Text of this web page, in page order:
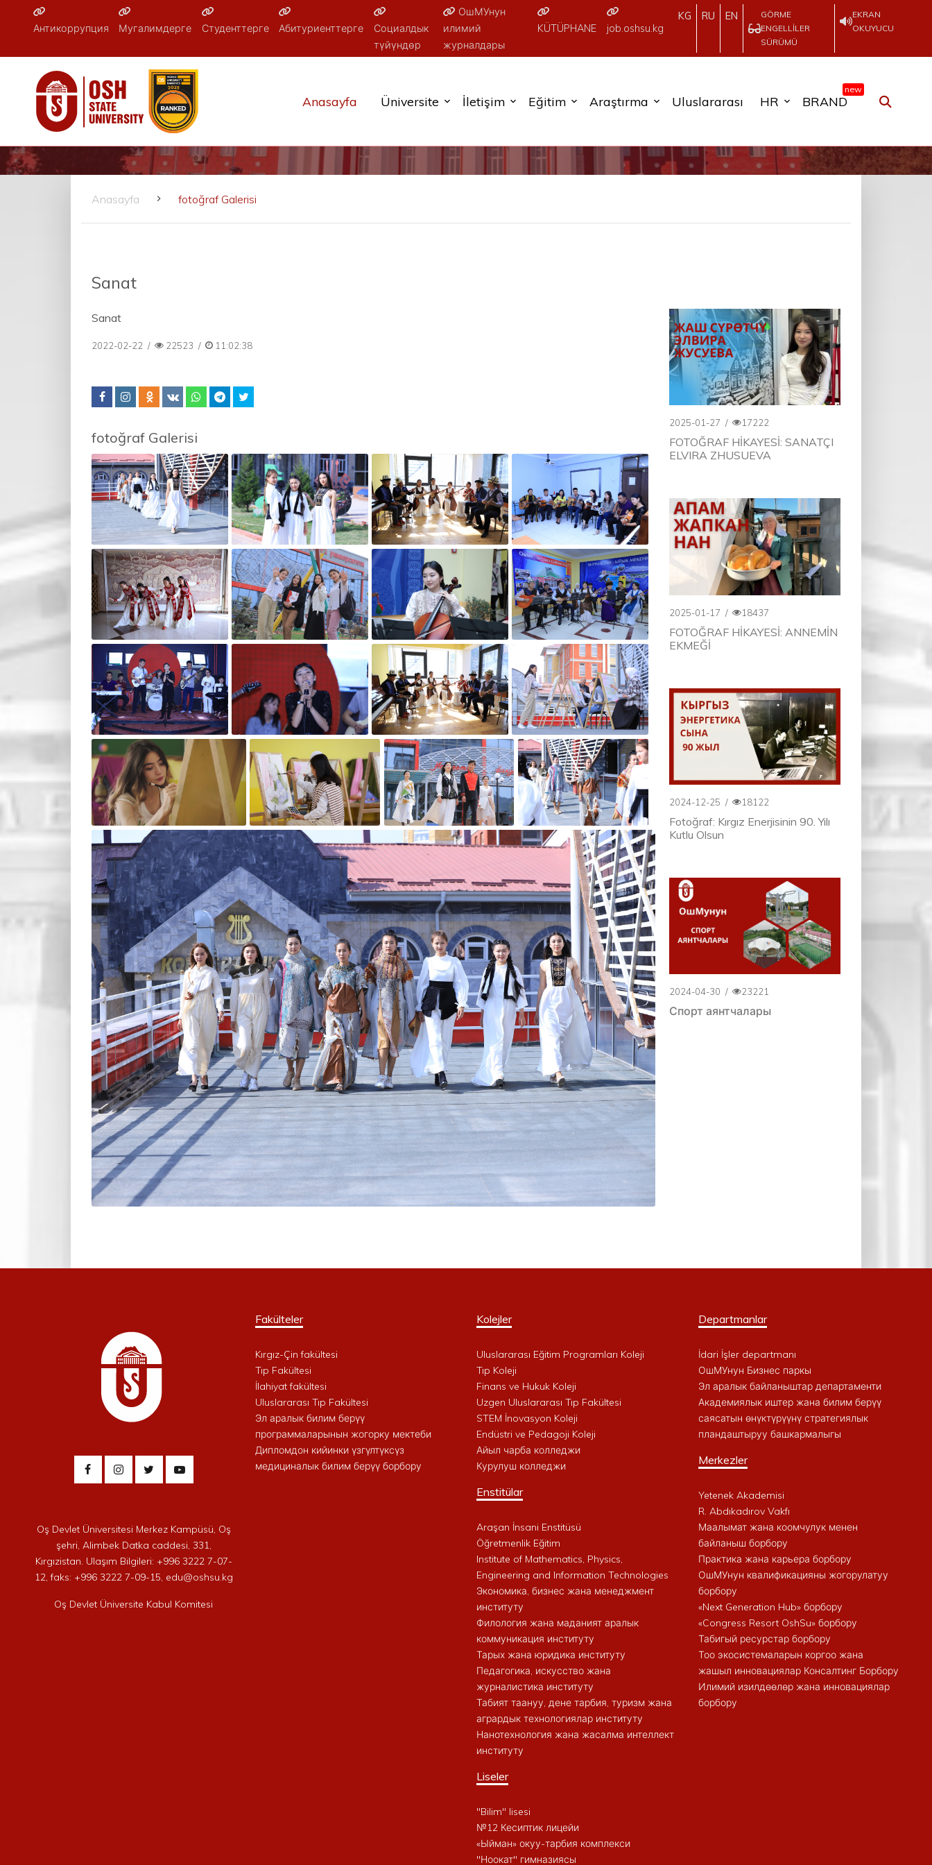
Антикоррупция Мугалимдерге Студенттерге Абитуриенттерге
Социалдык
түйүндөр
ОшМУнун
илимий
журналдары
KÜTÜPHANE job.oshsu.kg
KG RU EN
GÖRME
ENGELLILER
SÜRÜMÜ
EKRAN
OKUYUCU
Anasayfa Üniversite İletişim Eğitim Araştırma Uluslararası HR BRAND
new
Anasayfa fotoğraf Galerisi
Sanat
Sanat
2022-02-22 / 22523 / 11:02:38
fotoğraf Galerisi
2025-01-27 / 17222
FOTOĞRAF HİKAYESİ: SANATÇI
ELVIRA ZHUSUEVA
2025-01-17 / 18437
FOTOĞRAF HİKAYESİ: ANNEMİN
EKMEĞİ
2024-12-25 / 18122
Fotoğraf: Kırgız Enerjisinin 90. Yılı
Kutlu Olsun
2024-04-30 / 23221
Спорт аянтчалары
Oş Devlet Üniversitesi Merkez Kampüsü, Oş
şehri, Alimbek Datka caddesi, 331,
Kırgızistan. Ulaşım Bilgileri: +996 3222 7-07-
12, faks: +996 3222 7-09-15, edu@oshsu.kg
Oş Devlet Üniversite Kabul Komitesi
Fakülteler
Kırgız-Çin fakültesi
Tıp Fakültesi
İlahiyat fakültesi
Uluslararası Tıp Fakültesi
Эл аралык билим берүү
программаларынын жогорку мектеби
Дипломдон кийинки үзгүлтүксүз
медициналык билим берүү борбору
Kolejler
Uluslararası Eğitim Programları Koleji
Tıp Koleji
Finans ve Hukuk Koleji
Uzgen Uluslararası Tıp Fakültesi
STEM İnovasyon Koleji
Endüstri ve Pedagoji Koleji
Айыл чарба колледжи
Курулуш колледжи
Enstitülar
Araşan İnsani Enstitüsü
Öğretmenlik Eğitim
Institute of Mathematics, Physics,
Engineering and Information Technologies
Экономика, бизнес жана менеджмент
институту
Филология жана маданият аралык
коммуникация институту
Тарых жана юридика институту
Педагогика, искусство жана
журналистика институту
Табият таануу, дене тарбия, туризм жана
агрардык технологиялар институту
Нанотехнология жана жасалма интеллект
институту
Liseler
"Bilim" lisesi
№12 Кесиптик лицейи
«Ыйман» окуу-тарбия комплекси
"Ноокат" гимназиясы
Departmanlar
İdari İşler departmanı
ОшМУнун Бизнес паркы
Эл аралык байланыштар департаменти
Академиялык иштер жана билим берүү
саясатын өнүктүрүүнү стратегиялык
пландаштыруу башкармалыгы
Merkezler
Yetenek Akademisi
R. Abdıkadırov Vakfı
Маалымат жана коомчулук менен
байланыш борбору
Практика жана карьера борбору
ОшМУнун квалификацияны жогорулатуу
борбору
«Next Generation Hub» борбору
«Congress Resort OshSu» борбору
Табигый ресурстар борбору
Тоо экосистемаларын коргоо жана
жашыл инновациялар Консалтинг Борбору
Илимий изилдөөлөр жана инновациялар
борбору